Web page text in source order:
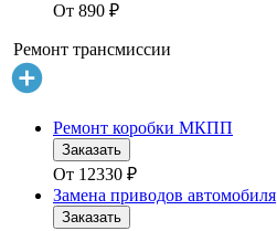
От 890 ₽
Ремонт трансмиссии
Ремонт коробки МКПП
Заказать
От 12330 ₽
Замена приводов автомобиля
Заказать